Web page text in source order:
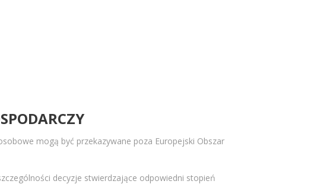
mogą być przekazywane poza Europejski Obszar
decyzje stwierdzające odpowiedni stopień